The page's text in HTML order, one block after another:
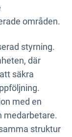
områden.
styrning.
där
säkra
med en
medarbetare.
struktur